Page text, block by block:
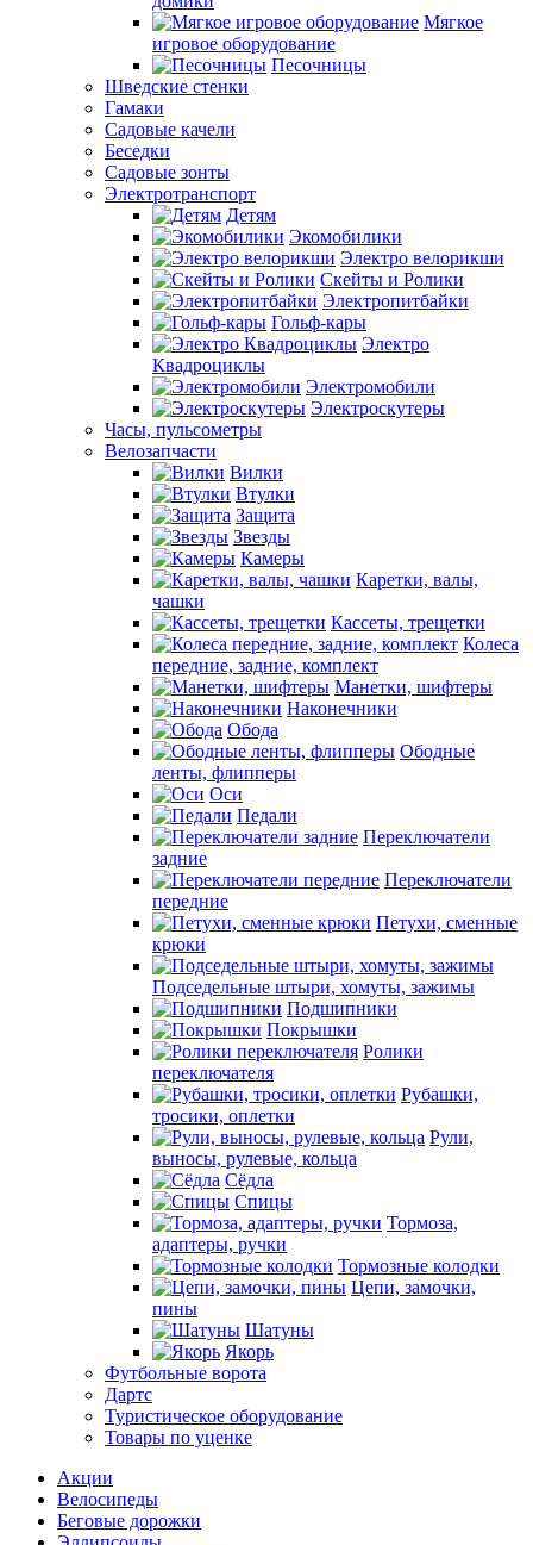
Мягкое
игровое оборудование
Песочницы
Шведские стенки
Гамаки
Садовые качели
Беседки
Садовые зонты
Электротранспорт
Детям
Экомобилики
Электро велорикши
Скейты и Ролики
Электропитбайки
Гольф-кары
Электро
Квадроциклы
Электромобили
Электроскутеры
Часы, пульсометры
Велозапчасти
Вилки
Втулки
Защита
Звезды
Камеры
Каретки, валы,
чашки
Кассеты, трещетки
Колеса
передние, задние, комплект
Манетки, шифтеры
Наконечники
Обода
Ободные
ленты, флипперы
Оси
Педали
Переключатели
задние
Переключатели
передние
Петухи, сменные
крюки
Подседельные штыри, хомуты, зажимы
Подшипники
Покрышки
Ролики
переключателя
Рубашки,
тросики, оплетки
Рули,
выносы, рулевые, кольца
Сёдла
Спицы
Тормоза,
адаптеры, ручки
Тормозные колодки
Цепи, замочки,
пины
Шатуны
Якорь
Футбольные ворота
Дартс
Туристическое оборудование
Товары по уценке
Акции
Велосипеды
Беговые дорожки